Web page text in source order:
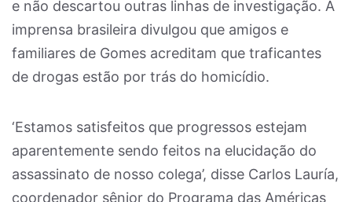
e não descartou outras linhas de investigação. A
imprensa brasileira divulgou que amigos e
familiares de Gomes acreditam que traficantes
de drogas estão por trás do homicídio.
‘Estamos satisfeitos que progressos estejam
aparentemente sendo feitos na elucidação do
assassinato de nosso colega’, disse Carlos Lauría,
coordenador sênior do Programa das Américas